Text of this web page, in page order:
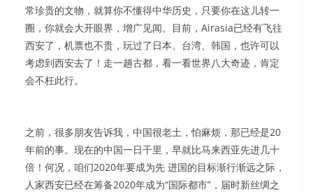
常珍贵的文物，就算你不懂得中华历史，只要你在这儿转一
圈，你就会大开眼界，增广见闻。目前，Airasia已经有飞往
西安了，机票也不贵，玩过了日本、台湾、韩国，也许可以
考虑到西安去了！走一趟古都，看一看世界八大奇迹，肯定
会不枉此行。
之前，很多朋友告诉我，中国很老土，怕麻烦，那已经是20
年前的事。现在的中国一日千里，早就比马来西亚先进几十
倍！何况，咱们2020年要成为先 进国的目标渐行渐远之际，
人家西安已经在筹备2020年成为“国际都市”，届时新丝绸之